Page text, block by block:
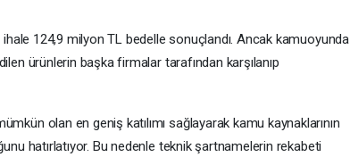
124,9 milyon TL bedelle sonuçlandı. Ancak kamuoyunda
ürünlerin başka firmalar tarafından karşılanıp
olan en geniş katılımı sağlayarak kamu kaynaklarının
hatırlatıyor. Bu nedenle teknik şartnamelerin rekabeti